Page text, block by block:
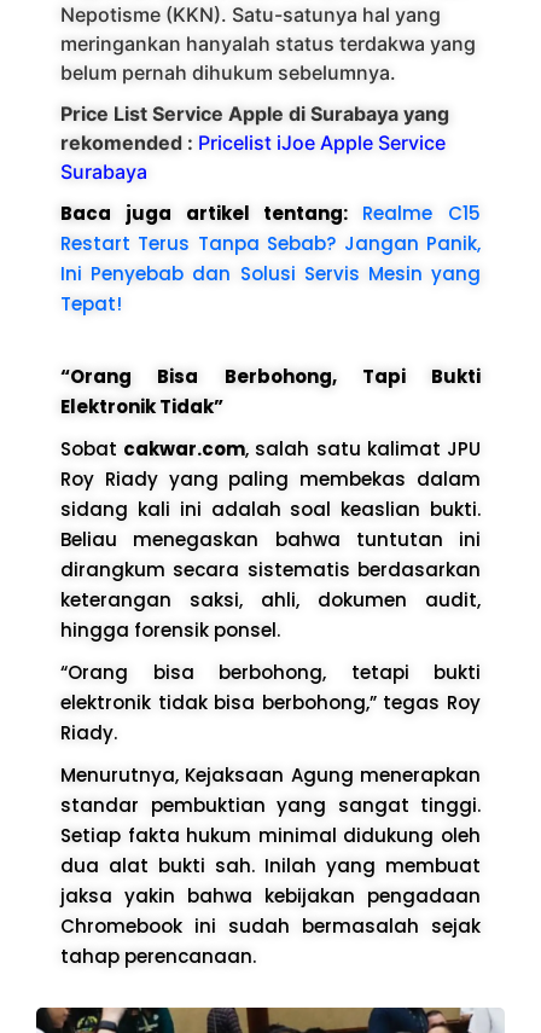
Nepotisme (KKN). Satu-satunya hal yang
meringankan hanyalah status terdakwa yang
belum pernah dihukum sebelumnya.
Price List Service Apple di Surabaya yang
rekomended : Pricelist iJoe Apple Service
Surabaya
Baca juga artikel tentang: Realme C15
Restart Terus Tanpa Sebab? Jangan Panik,
Ini Penyebab dan Solusi Servis Mesin yang
Tepat!
“Orang Bisa Berbohong, Tapi Bukti
Elektronik Tidak”
Sobat cakwar.com, salah satu kalimat JPU
Roy Riady yang paling membekas dalam
sidang kali ini adalah soal keaslian bukti.
Beliau menegaskan bahwa tuntutan ini
dirangkum secara sistematis berdasarkan
keterangan saksi, ahli, dokumen audit,
hingga forensik ponsel.
“Orang bisa berbohong, tetapi bukti
elektronik tidak bisa berbohong,” tegas Roy
Riady.
Menurutnya, Kejaksaan Agung menerapkan
standar pembuktian yang sangat tinggi.
Setiap fakta hukum minimal didukung oleh
dua alat bukti sah. Inilah yang membuat
jaksa yakin bahwa kebijakan pengadaan
Chromebook ini sudah bermasalah sejak
tahap perencanaan.